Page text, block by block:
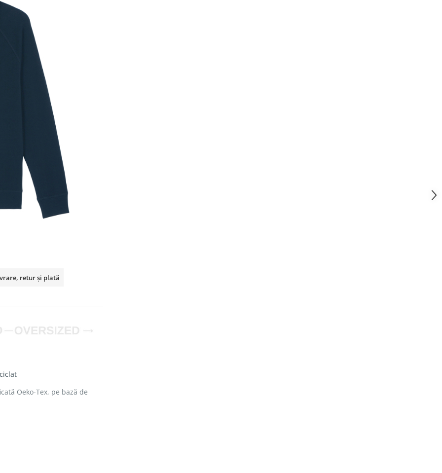
retur și plată
Oeko-Tex, pe bază de